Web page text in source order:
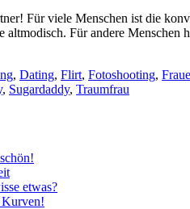
Für viele Menschen ist die
altmodisch. Für andere
, Dating, Flirt, Fotoshooting,
, Sugardaddy, Traumfrau
etwas?
Kurven!